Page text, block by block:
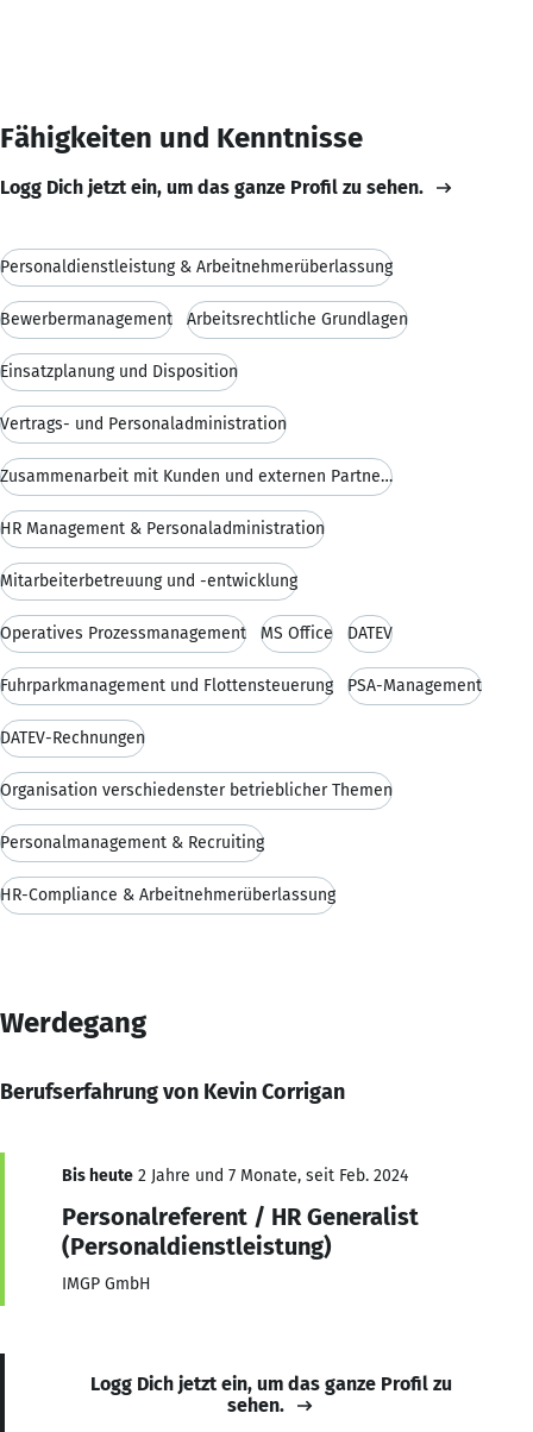
Fähigkeiten und Kenntnisse
Logg Dich jetzt ein, um das ganze Profil zu sehen.
Personaldienstleistung & Arbeitnehmerüberlassung
Bewerbermanagement Arbeitsrechtliche Grundlagen
Einsatzplanung und Disposition
Vertrags- und Personaladministration
Zusammenarbeit mit Kunden und externen Partnern
HR Management & Personaladministration
Mitarbeiterbetreuung und -entwicklung
Operatives Prozessmanagement MS Office DATEV
Fuhrparkmanagement und Flottensteuerung PSA-Management
DATEV-Rechnungen
Organisation verschiedenster betrieblicher Themen
Personalmanagement & Recruiting
HR-Compliance & Arbeitnehmerüberlassung
Werdegang
Berufserfahrung von Kevin Corrigan
Bis heute 2 Jahre und 7 Monate, seit Feb. 2024
Personalreferent / HR Generalist
(Personaldienstleistung)
IMGP GmbH
Logg Dich jetzt ein, um das ganze Profil zu
sehen.